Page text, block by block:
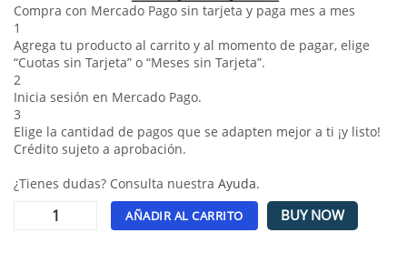
Compra con Mercado Pago sin tarjeta y paga mes a mes
1
Agrega tu producto al carrito y al momento de pagar, elige
“Cuotas sin Tarjeta” o “Meses sin Tarjeta”.
2
Inicia sesión en Mercado Pago.
3
Elige la cantidad de pagos que se adapten mejor a ti ¡y listo!
Crédito sujeto a aprobación.
¿Tienes dudas? Consulta nuestra Ayuda.
AÑADIR AL CARRITO BUY NOW